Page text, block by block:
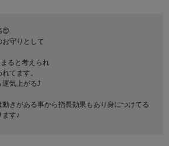
😊
お守りとして
ると考えられ
てます。
運気上がる⤴︎
動きがある事から指長効果もあり身につけてる
ます♪